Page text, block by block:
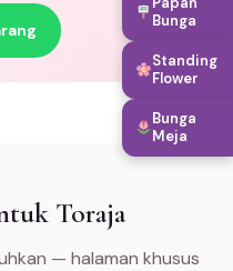
Toraja
— halaman khusus
Bunga
Standing
Flower
Bunga
Meja